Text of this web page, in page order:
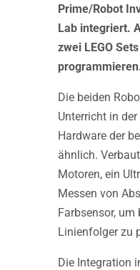
Prime/Robot
Lab integriert.
zwei LEGO
Die beiden
Unterricht in
Hardware der
ähnlich.
Motoren, ein
Messen von
Farbsensor, um
Linienfolger zu
Die Integration